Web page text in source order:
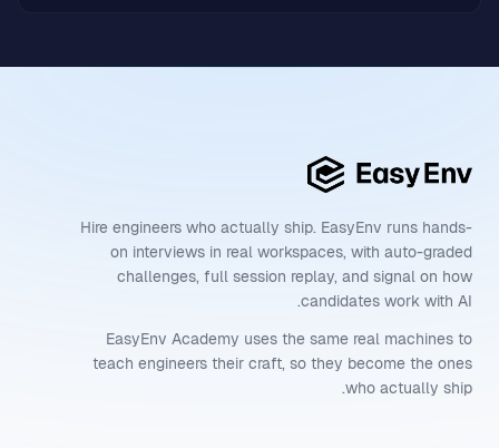
Hire engineers who actually ship. EasyEnv runs hands-
on interviews in real workspaces, with auto-graded
challenges, full session replay, and signal on how
candidates work with AI.
EasyEnv Academy uses the same real machines to
teach engineers their craft, so they become the ones
who actually ship.